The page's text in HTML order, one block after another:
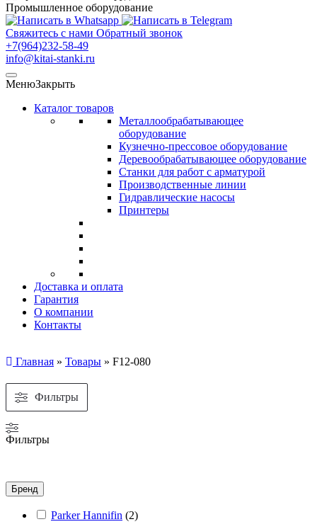
Промышленное оборудование
Свяжитесь с нами Обратный звонок
+7(964)232-58-49
info@kitai-stanki.ru
МенюЗакрыть
Каталог товаров
Металлообрабатывающее
оборудование
Кузнечно-прессовое оборудование
Деревообрабатывающее оборудование
Станки для работ с арматурой
Производственные линии
Гидравлические насосы
Принтеры
Доставка и оплата
Гарантия
О компании
Контакты
Главная » Товары » F12-080
Фильтры
Фильтры
Бренд
Parker Hannifin (2)